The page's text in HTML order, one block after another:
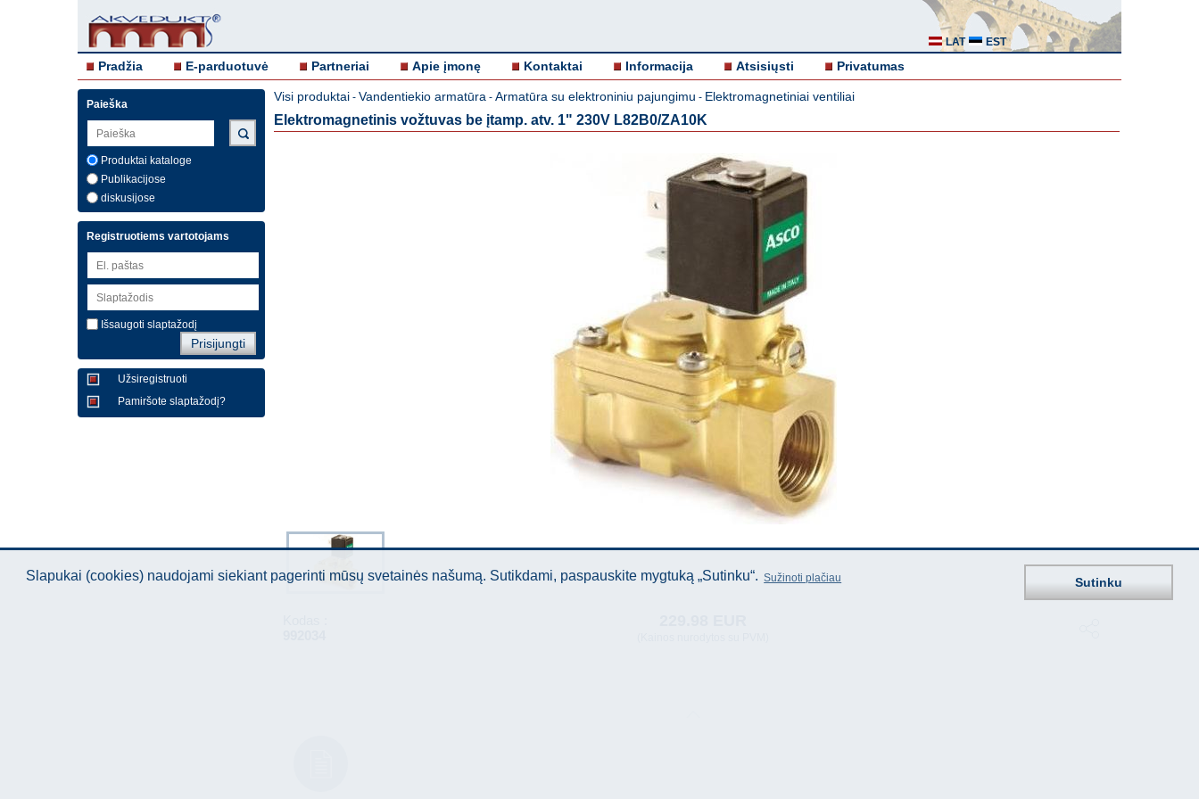
LAT EST
Pradžia E-parduotuvė Partneriai Apie įmonę Kontaktai Informacija Atsisiųsti Privatumas
Paieška
Produktai kataloge
Publikacijose
diskusijose
Registruotiems vartotojams
Išsaugoti slaptažodį
Užsiregistruoti
Pamiršote slaptažodį?
Visi produktai - Vandentiekio armatūra - Armatūra su elektroniniu pajungimu - Elektromagnetiniai ventiliai
Elektromagnetinis vožtuvas be įtamp. atv. 1" 230V L82B0/ZA10K
Slapukai (cookies) naudojami siekiant pagerinti mūsų svetainės našumą. Sutikdami, paspauskite mygtuką „Sutinku“. Sužinoti plačiau Sutinku